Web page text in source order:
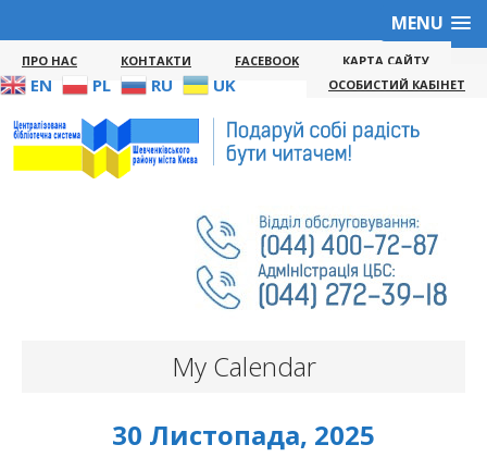
MENU
ПРО НАС КОНТАКТИ FACEBOOK КАРТА САЙТУ
EN PL RU UK ОСОБИСТИЙ КАБІНЕТ
My Calendar
30 Листопада, 2025